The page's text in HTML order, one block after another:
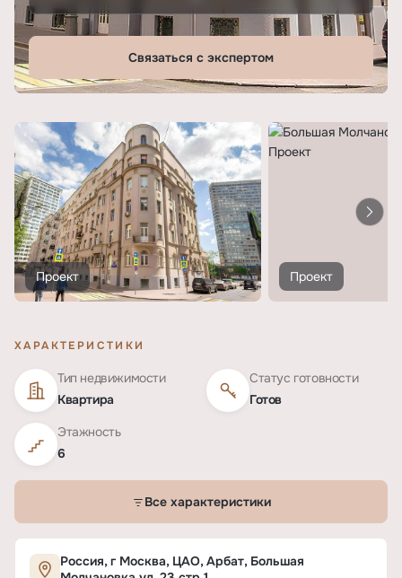
Связаться с экспертом
Проект Проект
ХАРАКТЕРИСТИКИ
Тип недвижимости
Квартира
Статус готовности
Готов
Этажность
6
Все характеристики
Характеристики ЖК «Большая Молчановка,
Россия, г Москва, ЦАО, Арбат, Большая